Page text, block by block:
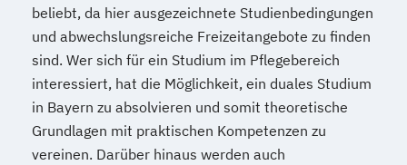
beliebt, da hier ausgezeichnete Studienbedingungen
und abwechslungsreiche Freizeitangebote zu finden
sind. Wer sich für ein Studium im Pflegebereich
interessiert, hat die Möglichkeit, ein duales Studium
in Bayern zu absolvieren und somit theoretische
Grundlagen mit praktischen Kompetenzen zu
vereinen. Darüber hinaus werden auch